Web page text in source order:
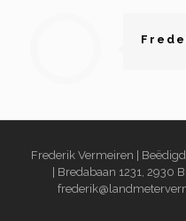
Frederik Vermeiren |
| Bredabaan 1231, 2930